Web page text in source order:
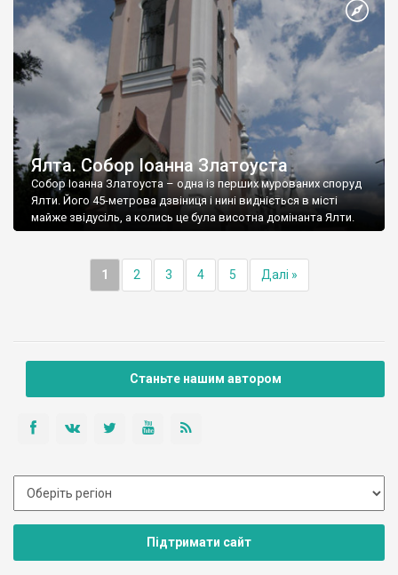
Ялта. Собор Іоанна Златоуста
Собор Іоанна Златоуста – одна із перших мурованих споруд
Ялти. Його 45-метрова дзвіниця і нині видніється в місті
майже звідусіль, а колись це була висотна домінанта Ялти.
1 2 3 4 5 Далі »
Станьте нашим автором
Підтримати сайт